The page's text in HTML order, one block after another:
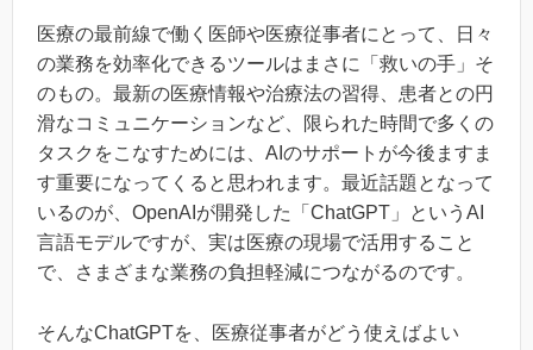
医療の最前線で働く医師や医療従事者にとって、日々
の業務を効率化できるツールはまさに「救いの手」そ
のもの。最新の医療情報や治療法の習得、患者との円
滑なコミュニケーションなど、限られた時間で多くの
タスクをこなすためには、AIのサポートが今後ますま
す重要になってくると思われます。最近話題となって
いるのが、OpenAIが開発した「ChatGPT」というAI
言語モデルですが、実は医療の現場で活用すること
で、さまざまな業務の負担軽減につながるのです。
そんなChatGPTを、医療従事者がどう使えばよい